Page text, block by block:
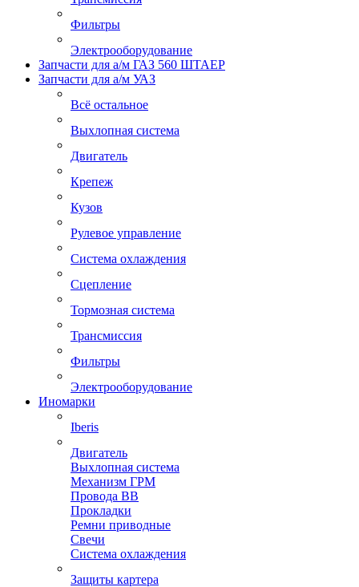
Фильтры
Электрооборудование
Запчасти для а/м ГАЗ 560 ШТАЕР
Запчасти для а/м УАЗ
Всё остальное
Выхлопная система
Двигатель
Крепеж
Кузов
Рулевое управление
Система охлаждения
Сцепление
Тормозная система
Трансмиссия
Фильтры
Электрооборудование
Иномарки
Iberis
Двигатель
Выхлопная система
Механизм ГРМ
Провода ВВ
Прокладки
Ремни приводные
Свечи
Система охлаждения
Защиты картера